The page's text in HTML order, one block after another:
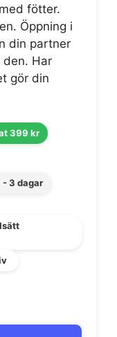
fötter.
Öppning i
din partner
Har
gör din
399 kr
- 3 dagar